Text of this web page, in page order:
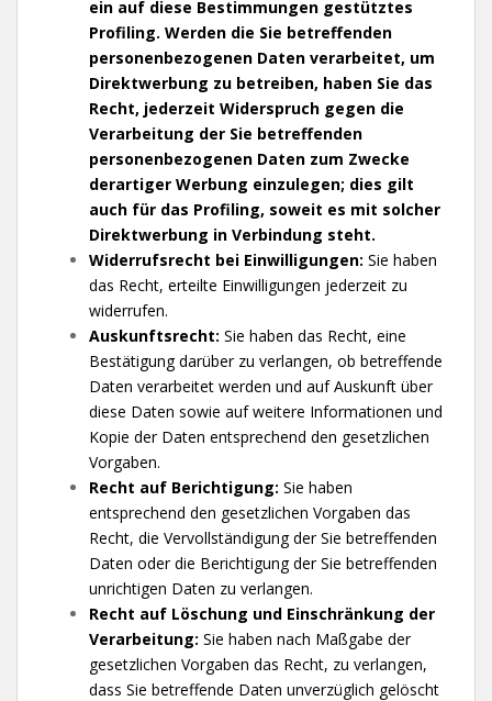
ein auf diese Bestimmungen gestütztes
Profiling. Werden die Sie betreffenden
personenbezogenen Daten verarbeitet, um
Direktwerbung zu betreiben, haben Sie das
Recht, jederzeit Widerspruch gegen die
Verarbeitung der Sie betreffenden
personenbezogenen Daten zum Zwecke
derartiger Werbung einzulegen; dies gilt
auch für das Profiling, soweit es mit solcher
Direktwerbung in Verbindung steht.
Widerrufsrecht bei Einwilligungen: Sie haben
das Recht, erteilte Einwilligungen jederzeit zu
widerrufen.
Auskunftsrecht: Sie haben das Recht, eine
Bestätigung darüber zu verlangen, ob betreffende
Daten verarbeitet werden und auf Auskunft über
diese Daten sowie auf weitere Informationen und
Kopie der Daten entsprechend den gesetzlichen
Vorgaben.
Recht auf Berichtigung: Sie haben
entsprechend den gesetzlichen Vorgaben das
Recht, die Vervollständigung der Sie betreffenden
Daten oder die Berichtigung der Sie betreffenden
unrichtigen Daten zu verlangen.
Recht auf Löschung und Einschränkung der
Verarbeitung: Sie haben nach Maßgabe der
gesetzlichen Vorgaben das Recht, zu verlangen,
dass Sie betreffende Daten unverzüglich gelöscht